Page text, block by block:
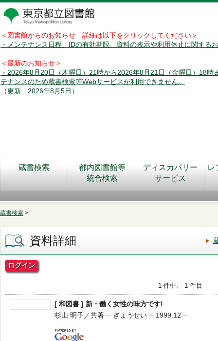
＜図書館からのお知らせ 詳細は以下をクリックしてください＞
・メンテナンス日程、IDの有効期限、資料の表示や利用休止に関する
＜最新のお知らせ＞
・2026年8月20日（木曜日）21時から2026年8月21日（金曜日）18時
テナンスのため蔵書検索等Webサービスが利用できません。
（更新 2026年8月5日）
蔵書検索
都内図書館等
統合検索
ディスカバリー
サービス
レ
蔵書検索 >
資料詳細
ログイン
1 件中、 1 件目
[ 和図書 ] 新・働く女性の味方です!
杉山 明子／共著 -- ぎょうせい -- 1999.12 --